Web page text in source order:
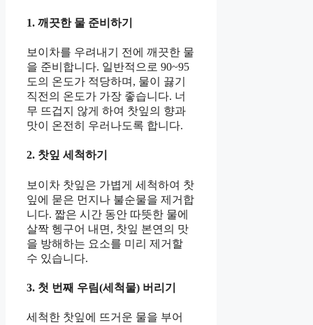
1. 깨끗한 물 준비하기
보이차를 우려내기 전에 깨끗한 물
을 준비합니다. 일반적으로 90~95
도의 온도가 적당하며, 물이 끓기
직전의 온도가 가장 좋습니다. 너
무 뜨겁지 않게 하여 찻잎의 향과
맛이 온전히 우러나도록 합니다.
2. 찻잎 세척하기
보이차 찻잎은 가볍게 세척하여 찻
잎에 묻은 먼지나 불순물을 제거합
니다. 짧은 시간 동안 따뜻한 물에
살짝 헹구어 내면, 찻잎 본연의 맛
을 방해하는 요소를 미리 제거할
수 있습니다.
3. 첫 번째 우림(세척물) 버리기
세척한 찻잎에 뜨거운 물을 부어